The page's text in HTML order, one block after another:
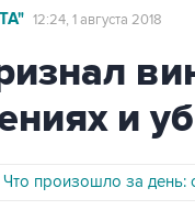
12:24, 1 августа 2018
и
Что произошло за день: